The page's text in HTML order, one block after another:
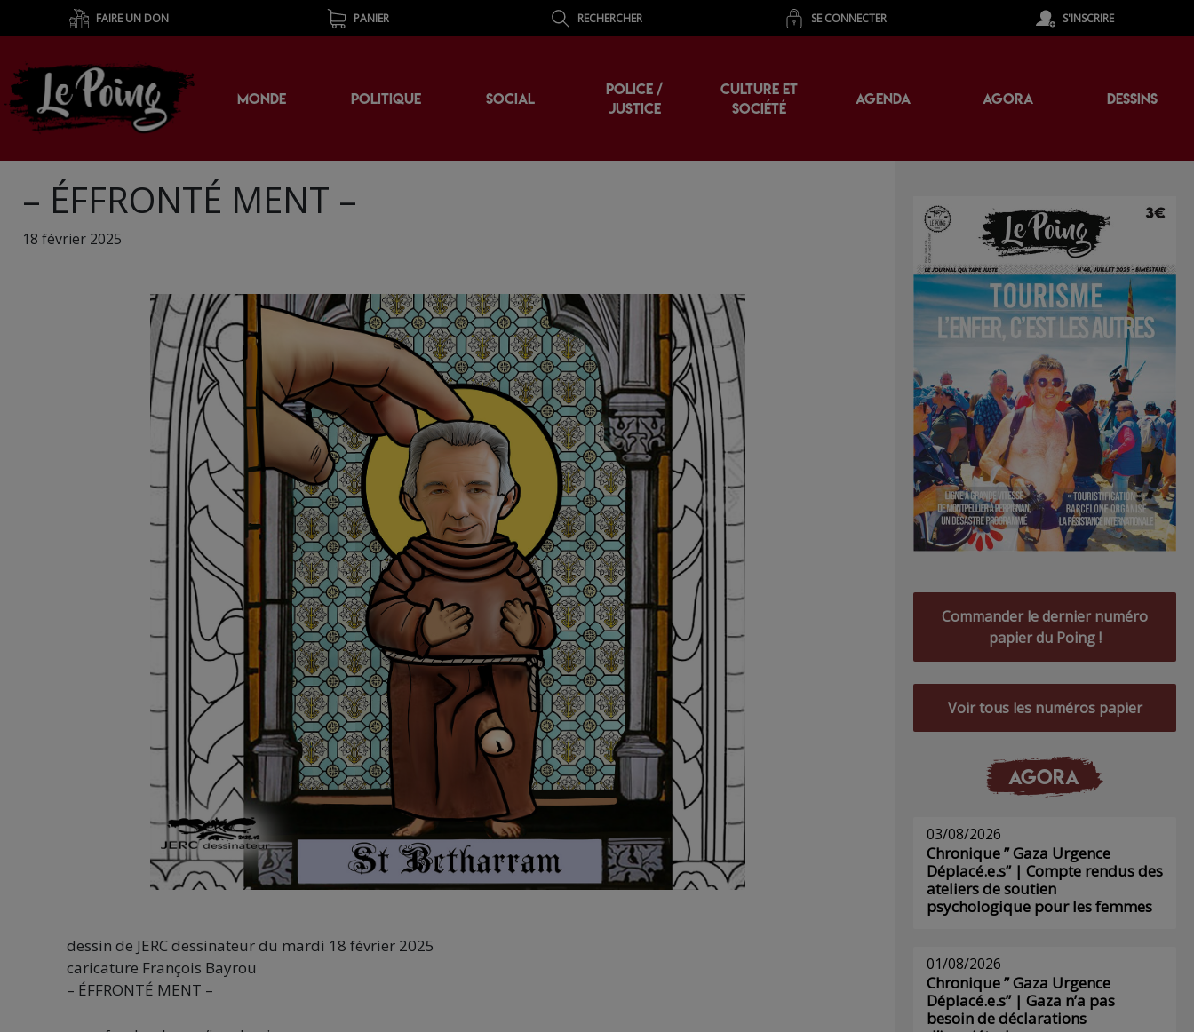
FAIRE UN DON PANIER RECHERCHER SE CONNECTER S'INSCRIRE
MONDE POLITIQUE SOCIAL
POLICE /
JUSTICE
CULTURE ET
SOCIÉTÉ
AGENDA AGORA DESSINS
– ÉFFRONTÉ MENT –
18 février 2025
dessin de JERC dessinateur du mardi 18 février 2025
caricature François Bayrou
– ÉFFRONTÉ MENT –
Commander le dernier numéro
papier du Poing !
Voir tous les numéros papier
AGORA
03/08/2026
Chronique ” Gaza Urgence
Déplacé.e.s” | Compte rendus des
ateliers de soutien
psychologique pour les femmes
01/08/2026
Chronique ” Gaza Urgence
Déplacé.e.s” | Gaza n’a pas
besoin de déclarations